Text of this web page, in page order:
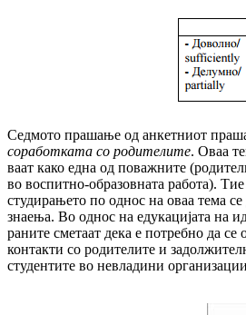
Седмото прашање од анкетниот
соработката со роди­те­лите. Оваа
ваат како една од поважните
во воспитно-обра­зов­ната работа).
сту­дирањето по однос на оваа тема
знаења. Во однос на еду­кацијата на
ра­ните сметаат дека е потребно да се
контакти со родителите и
сту­ден­тите во невладини